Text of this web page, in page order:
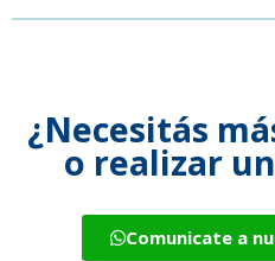
¿Necesitás
o realizar
Comunicate a